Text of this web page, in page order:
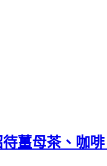
薑母茶、咖